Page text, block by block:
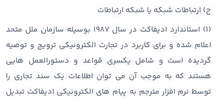
ج) ارتباطات شبکه یا شبکه ارتباطات
(۱) استاندارد ادیفاکت در سال ۱۹۸۷ بوسیله سازمان ملل متحد
اعلام شده و برای کاربرد در تجارت الکترونیکی ترویج و توصیه
گردیده است و شامل یکسری قواعد و دستورالعمل هایی
هستند که به موجب آن می توان اطلاعات یک سند تجاری را
توسط نرم افزار مترجم به پیام های الکترونیکی ادیفاکت تبدیل